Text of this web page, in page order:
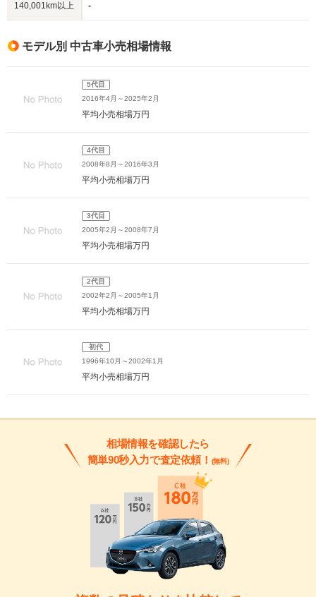
140,001km以上 -
モデル別 中古車小売相場情報
5代目
2016年4月～2025年2月
平均小売相場万円
4代目
2008年8月～2016年3月
平均小売相場万円
3代目
2005年2月～2008年7月
平均小売相場万円
2代目
2002年2月～2005年1月
平均小売相場万円
初代
1996年10月～2002年1月
平均小売相場万円
相場情報を確認したら
簡単90秒入力で査定依頼！ (無料)